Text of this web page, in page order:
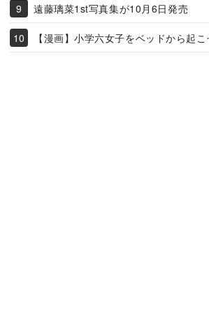
遠藤璃菜1st写真集が10月6日発売
【漫画】小学六女子をベッドから起こ